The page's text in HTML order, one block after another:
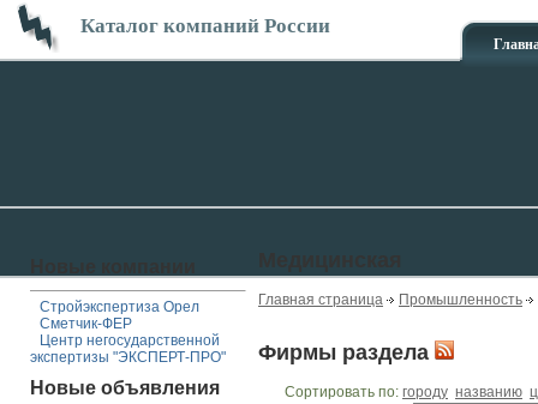
Каталог компаний России
Стройэкспертиза Орел
Сметчик-ФЕР
Центр негосударственной
экспертизы "ЭКСПЕРТ-ПРО"
Новые объявления
Главная страница Промышленность
Фирмы раздела
Сортировать по: городу названию